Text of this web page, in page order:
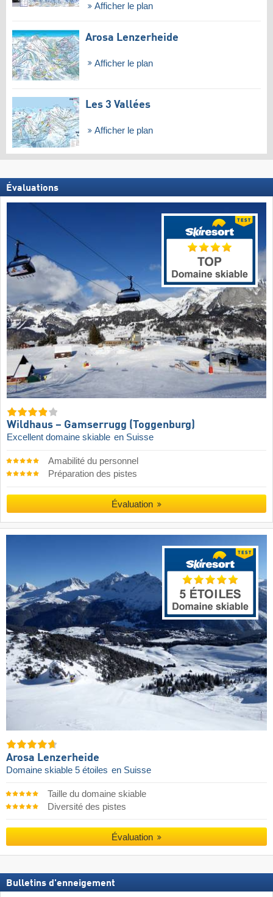
Afficher le plan
Arosa Lenzerheide
Afficher le plan
Les 3 Vallées
Afficher le plan
Évaluations
Wildhaus – Gamserrugg (Toggenburg)
Excellent domaine skiable en Suisse
Amabilité du personnel
Préparation des pistes
Évaluation
Arosa Lenzerheide
Domaine skiable 5 étoiles en Suisse
Taille du domaine skiable
Diversité des pistes
Évaluation
Bulletins d'enneigement